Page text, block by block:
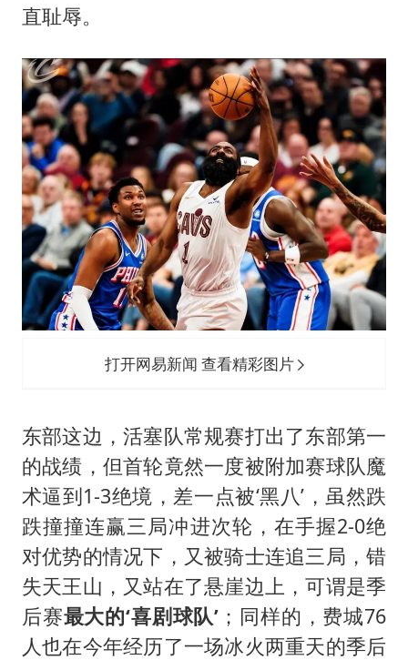
直耻辱。
打开网易新闻 查看精彩图片
东部这边，活塞队常规赛打出了东部第一
的战绩，但首轮竟然一度被附加赛球队魔
术逼到1-3绝境，差一点被‘黑八’，虽然跌
跌撞撞连赢三局冲进次轮，在手握2-0绝
对优势的情况下，又被骑士连追三局，错
失天王山，又站在了悬崖边上，可谓是季
后赛最大的‘喜剧球队’ ；同样的，费城76
人也在今年经历了一场冰火两重天的季后